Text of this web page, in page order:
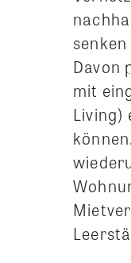
Davon
mit
Living)